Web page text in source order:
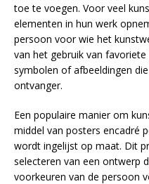
toe te voegen. Voor veel
elementen in hun werk
persoon voor wie het
van het gebruik van
symbolen of afbeeldingen
ontvanger.
Een populaire manier om
middel van posters encadré
wordt ingelijst op maat. Dit
selecteren van een ontwerp
voorkeuren van de persoon